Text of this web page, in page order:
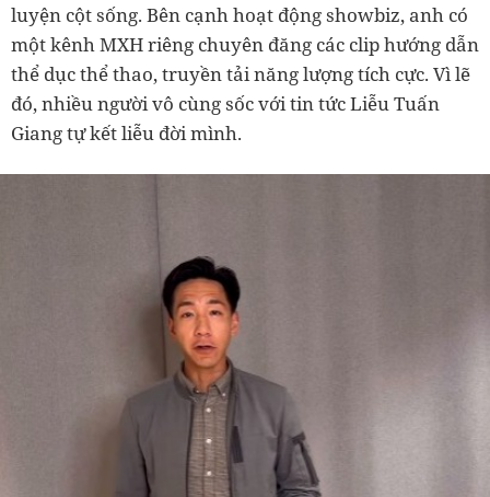
luyện cột sống. Bên cạnh hoạt động showbiz, anh có
một kênh MXH riêng chuyên đăng các clip hướng dẫn
thể dục thể thao, truyền tải năng lượng tích cực. Vì lẽ
đó, nhiều người vô cùng sốc với tin tức Liễu Tuấn
Giang tự kết liễu đời mình.